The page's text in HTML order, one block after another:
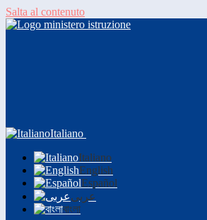
Salta al contenuto
Italiano
Italiano
English
Español
عربى
বাংলা